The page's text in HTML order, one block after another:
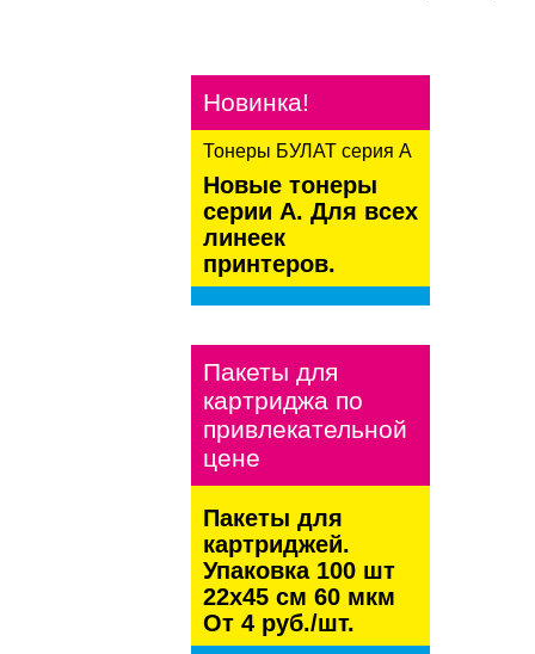
kaspersky
Новинка!
Тонеры БУЛАТ серия А
Новые тонеры
серии А. Для всех
линеек
принтеров.
Пакеты для
картриджа по
привлекательной
цене
Пакеты для
картриджей.
Упаковка 100 шт
22х45 см 60 мкм
От 4 руб./шт.